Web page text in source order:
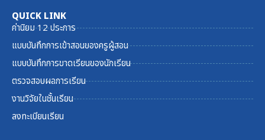
QUICK LINK
ค่านิยม 12 ประการ
แบบบันทึกการเข้าสอนของครูผู้สอน
แบบบันทึกการขาดเรียนของนักเรียน
ตรวจสอบผลการเรียน
งานวิจัยในชั้นเรียน
ลงทะเบียนเรียน